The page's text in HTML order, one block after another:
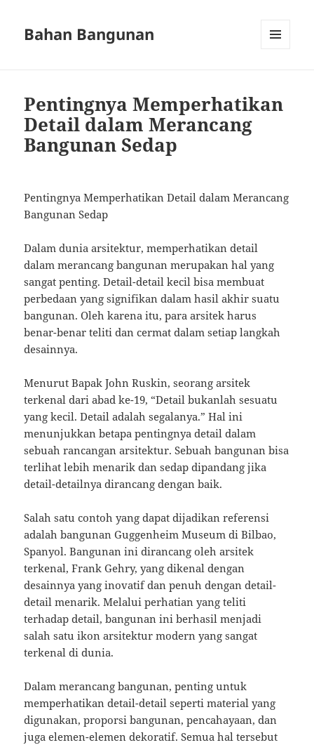
Bahan Bangunan
Pentingnya Memperhatikan
Detail dalam Merancang
Bangunan Sedap
Pentingnya Memperhatikan Detail dalam Merancang
Bangunan Sedap
Dalam dunia arsitektur, memperhatikan detail
dalam merancang bangunan merupakan hal yang
sangat penting. Detail-detail kecil bisa membuat
perbedaan yang signifikan dalam hasil akhir suatu
bangunan. Oleh karena itu, para arsitek harus
benar-benar teliti dan cermat dalam setiap langkah
desainnya.
Menurut Bapak John Ruskin, seorang arsitek
terkenal dari abad ke-19, “Detail bukanlah sesuatu
yang kecil. Detail adalah segalanya.” Hal ini
menunjukkan betapa pentingnya detail dalam
sebuah rancangan arsitektur. Sebuah bangunan bisa
terlihat lebih menarik dan sedap dipandang jika
detail-detailnya dirancang dengan baik.
Salah satu contoh yang dapat dijadikan referensi
adalah bangunan Guggenheim Museum di Bilbao,
Spanyol. Bangunan ini dirancang oleh arsitek
terkenal, Frank Gehry, yang dikenal dengan
desainnya yang inovatif dan penuh dengan detail-
detail menarik. Melalui perhatian yang teliti
terhadap detail, bangunan ini berhasil menjadi
salah satu ikon arsitektur modern yang sangat
terkenal di dunia.
Dalam merancang bangunan, penting untuk
memperhatikan detail-detail seperti material yang
digunakan, proporsi bangunan, pencahayaan, dan
juga elemen-elemen dekoratif. Semua hal tersebut